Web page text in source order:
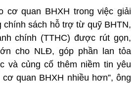
cơ quan BHXH trong việc giải
chính sách hỗ trợ từ quỹ BHTN,
chính (TTHC) được rút gọn,
cho NLĐ, góp phần lan tỏa
và củng cố thêm niềm tin yêu
quan BHXH nhiều hơn”, ông